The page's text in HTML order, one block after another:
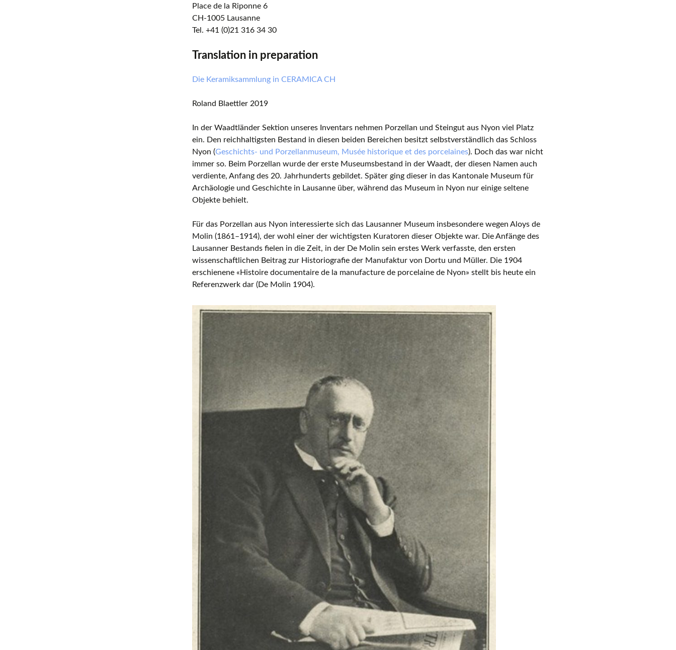
Place de la Riponne 6
CH-1005 Lausanne
Tel. +41 (0)21 316 34 30
Translation in preparation
Die Keramiksammlung in CERAMICA CH
Roland Blaettler 2019
In der Waadtländer Sektion unseres Inventars nehmen Porzellan und Steingut aus Nyon viel Platz
ein. Den reichhaltigsten Bestand in diesen beiden Bereichen besitzt selbstverständlich das Schloss
Nyon (Geschichts- und Porzellanmuseum, Musée historique et des porcelaines). Doch das war nicht
immer so. Beim Porzellan wurde der erste Museumsbestand in der Waadt, der diesen Namen auch
verdiente, Anfang des 20. Jahrhunderts gebildet. Später ging dieser in das Kantonale Museum für
Archäologie und Geschichte in Lausanne über, während das Museum in Nyon nur einige seltene
Objekte behielt.
Für das Porzellan aus Nyon interessierte sich das Lausanner Museum insbesondere wegen Aloys de
Molin (1861–1914), der wohl einer der wichtigsten Kuratoren dieser Objekte war. Die Anfänge des
Lausanner Bestands fielen in die Zeit, in der De Molin sein erstes Werk verfasste, den ersten
wissenschaftlichen Beitrag zur Historiografie der Manufaktur von Dortu und Müller. Die 1904
erschienene «Histoire documentaire de la manufacture de porcelaine de Nyon» stellt bis heute ein
Referenzwerk dar (De Molin 1904).